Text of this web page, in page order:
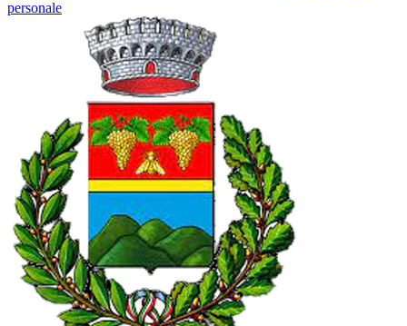
personale